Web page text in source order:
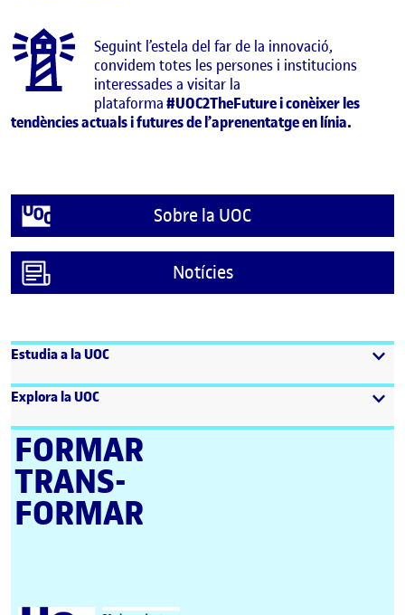
Seguint l’estela del far de la innovació,
convidem totes les persones i institucions
interessades a visitar la
plataforma#UOC2TheFuture i conèixer les
tendències actuals i futures de l’aprenentatge en línia.
Sobre la UOC
Notícies
Estudia a la UOC
Explora la UOC
FORMAR
TRANS­
FORMAR
Universitat Oberta de Catalunya (UOC)